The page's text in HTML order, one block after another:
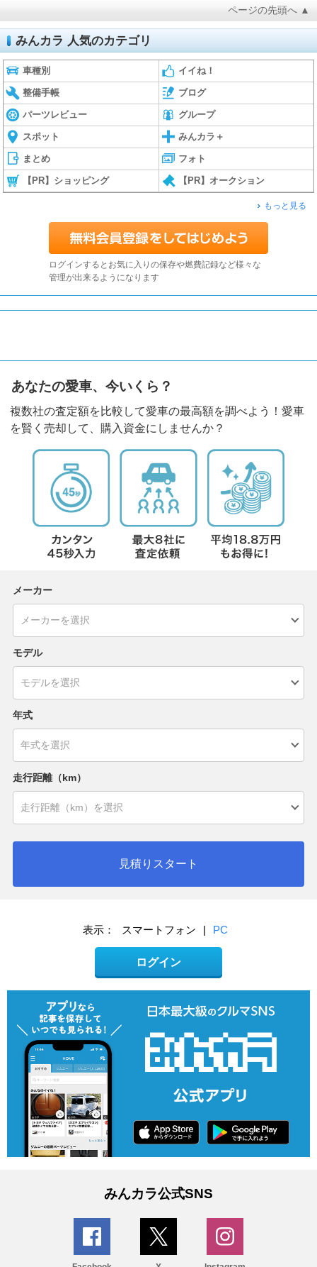
ページの先頭へ ▲
みんカラ 人気のカテゴリ
車種別 イイね！
整備手帳 ブログ
パーツレビュー グループ
スポット みんカラ＋
まとめ フォト
【PR】ショッピング 【PR】オークション
もっと見る
ログインするとお気に入りの保存や燃費記録など様々な
管理が出来るようになります
あなたの愛車、今いくら？
複数社の査定額を比較して愛車の最高額を調べよう！愛車
を賢く売却して、購入資金にしませんか？
メーカー
モデル
年式
走行距離（km）
見積りスタート
表示： スマートフォン | PC
ログイン
みんカラ公式SNS